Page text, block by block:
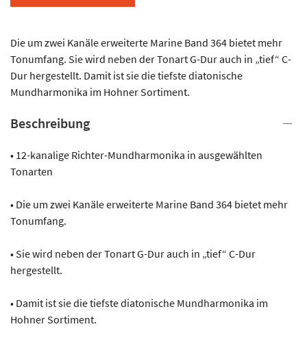
Band
24
Menge
Die um zwei Kanäle erweiterte Marine Band 364 bietet mehr
Tonumfang. Sie wird neben der Tonart G-Dur auch in „tief“ C-
Dur hergestellt. Damit ist sie die tiefste diatonische
Mundharmonika im Hohner Sortiment.
Beschreibung
• 12-kanalige Richter-Mundharmonika in ausgewählten
Tonarten
• Die um zwei Kanäle erweiterte Marine Band 364 bietet mehr
Tonumfang.
• Sie wird neben der Tonart G-Dur auch in „tief“ C-Dur
hergestellt.
• Damit ist sie die tiefste diatonische Mundharmonika im
Hohner Sortiment.